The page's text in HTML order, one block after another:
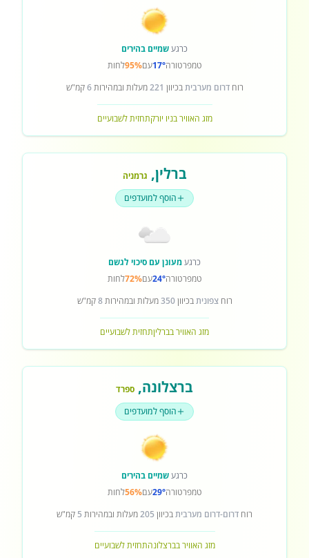
כרגעשמיים בהירים
טמפרטורה17°עם95%לחות
רוחדרום מערביתבכיוון 221מעלות ובמהירות6קמ"ש
מזג האוויר בניו יורקתחזית לשבועיים
ברלין, גרמניה
הוסף למועדפים
כרגעמעונן עם סיכוי לגשם
טמפרטורה24°עם72%לחות
רוחצפוניתבכיוון350מעלות ובמהירות8קמ"ש
מזג האוויר בברליןתחזית לשבועיים
ברצלונה, ספרד
הוסף למועדפים
כרגעשמיים בהירים
טמפרטורה29°עם56%לחות
רוח דרום-דרום מערביתבכיוון 205מעלות ובמהירות 5 קמ"ש
מזג האוויר בברצלונהתחזית לשבועיים